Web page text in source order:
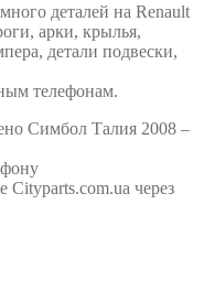
деталей на Renault
арки, крылья,
детали подвески,
телефонам.
Симбол Талия 2008 –
Cityparts.com.ua через